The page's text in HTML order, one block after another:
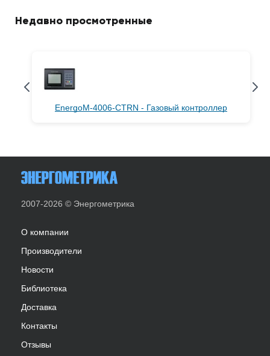
Недавно просмотренные
EnergoM-4006-CTRN - Газовый контроллер
2007-2026 © Энергометрика
О компании
Производители
Новости
Библиотека
Доставка
Контакты
Отзывы